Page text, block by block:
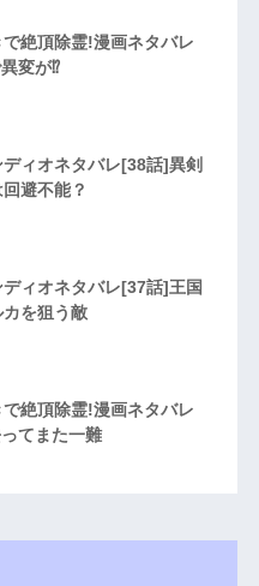
絶頂除霊!漫画ネタバレ
変が⁉︎
ィオネタバレ[38話]異剣
避不能？
ィオネタバレ[37話]王国
を狙う敵
絶頂除霊!漫画ネタバレ
てまた一難